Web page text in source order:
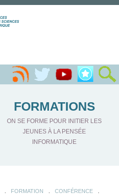
FORMATIONS
ON SE FORME POUR INITIER LES
JEUNES À LA PENSÉE
INFORMATIQUE
FORMATION CONFÉRENCE.